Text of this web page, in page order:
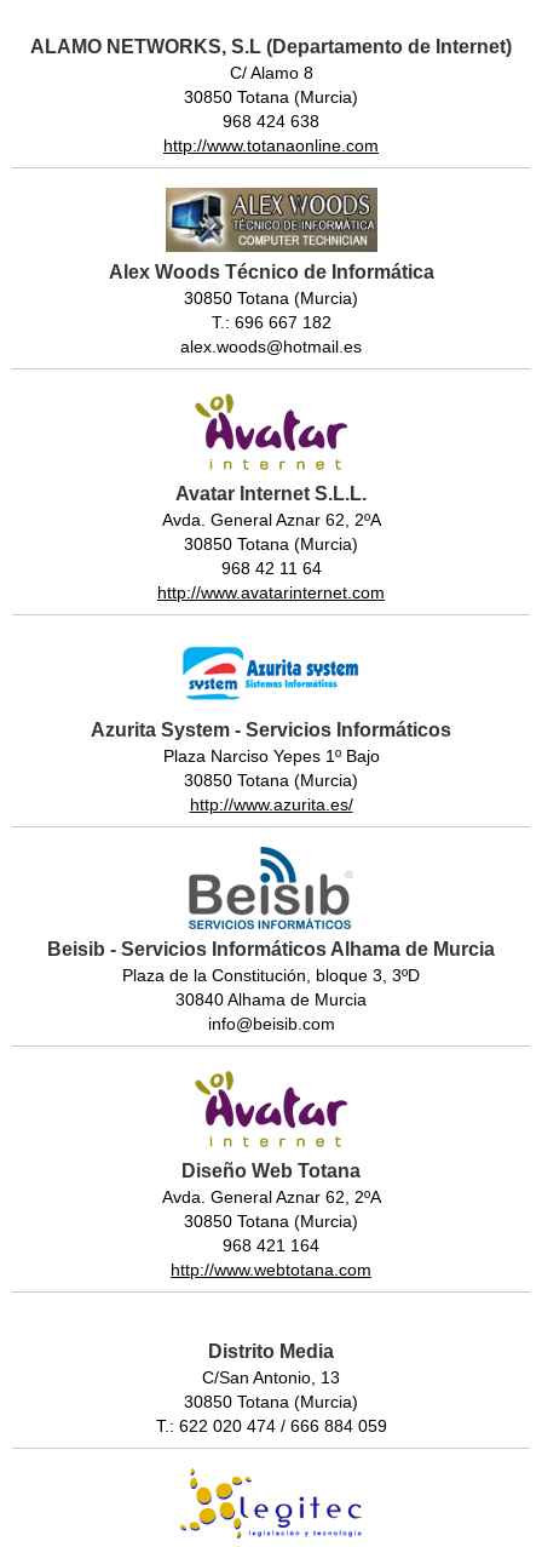
ALAMO NETWORKS, S.L (Departamento de Internet)
C/ Alamo 8
30850 Totana (Murcia)
968 424 638
http://www.totanaonline.com
Alex Woods Técnico de Informática
30850 Totana (Murcia)
T.: 696 667 182
alex.woods@hotmail.es
Avatar Internet S.L.L.
Avda. General Aznar 62, 2ºA
30850 Totana (Murcia)
968 42 11 64
http://www.avatarinternet.com
Azurita System - Servicios Informáticos
Plaza Narciso Yepes 1º Bajo
30850 Totana (Murcia)
http://www.azurita.es/
Beisib - Servicios Informáticos Alhama de Murcia
Plaza de la Constitución, bloque 3, 3ºD
30840 Alhama de Murcia
info@beisib.com
Diseño Web Totana
Avda. General Aznar 62, 2ºA
30850 Totana (Murcia)
968 421 164
http://www.webtotana.com
Distrito Media
C/San Antonio, 13
30850 Totana (Murcia)
T.: 622 020 474 / 666 884 059